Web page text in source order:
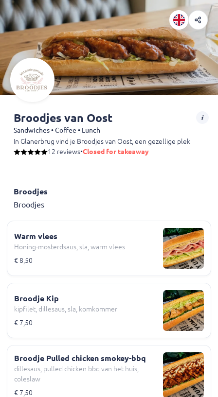
Broodjes van Oost
Sandwiches • Coffee • Lunch
In Glanerbrug vind je Broodjes van Oost, een gezellige plek waar
12 reviews•Closed for takeaway
Broodjes
Broodjes
Warm vlees
Honing-mosterdsaus, sla, warm vlees
€ 8,50
Broodje Kip
kipfilet, dillesaus, sla, komkommer
€ 7,50
Broodje Pulled chicken smokey-bbq
dillesaus, pulled chicken bbq van het huis,
coleslaw
€ 7,50